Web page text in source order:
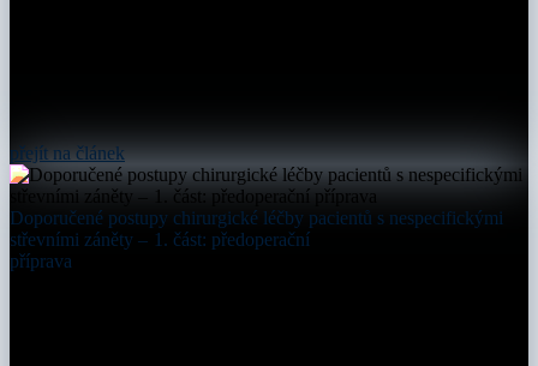
přejít na článek
Doporučené postupy chirurgické léčby pacientů s nespecifickými
střevními záněty – 1. část: předoperační
příprava